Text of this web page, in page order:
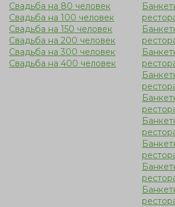
Свадьба на 80 человек
Свадьба на 100 человек
Свадьба на 150 человек
Свадьба на 200 человек
Свадьба на 300 человек
Свадьба на 400 человек